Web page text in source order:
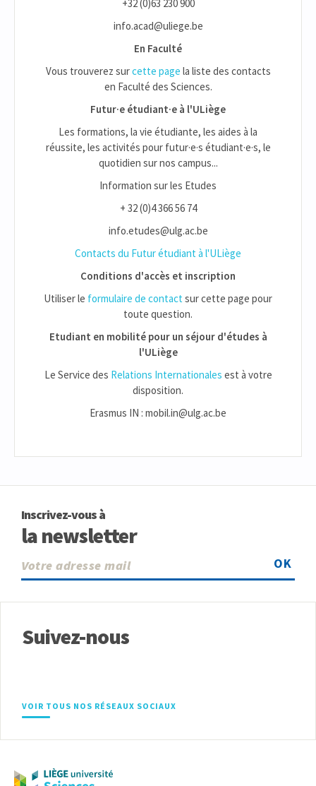
+32 (0)63 230 900
info.acad@uliege.be
En Faculté
Vous trouverez surcette page la liste des contacts
en Faculté des Sciences.
Futur·e étudiant·e à l'ULiège
Les formations, la vie étudiante, les aides à la
réussite, les activités pour futur·e·s étudiant·e·s, le
quotidien sur nos campus...
Information sur les Etudes
+ 32 (0)4 366 56 74
info.etudes@ulg.ac.be
Contacts du Futur étudiant à l'ULiège
Conditions d'accès et inscription
Utiliser le formulaire de contact sur cette page pour
toute question.
Etudiant en mobilité pour un séjour d'études à
l'ULiège
Le Service des Relations Internationales est à votre
disposition.
Erasmus IN : mobil.in@ulg.ac.be
Inscrivez-vous à
la newsletter
OK
Suivez-nous
VOIR TOUS NOS RÉSEAUX SOCIAUX